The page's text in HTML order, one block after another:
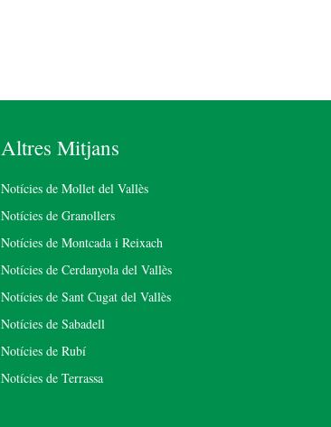
Altres Mitjans
Notícies de Mollet del Vallès
Notícies de Granollers
Notícies de Montcada i Reixach
Notícies de Cerdanyola del Vallès
Notícies de Sant Cugat del Vallès
Notícies de Sabadell
Notícies de Rubí
Notícies de Terrassa